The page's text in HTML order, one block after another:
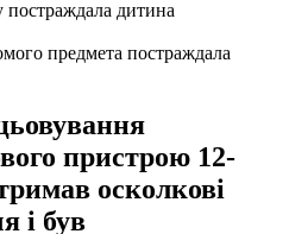
предмета постраждала
пристрою 12-
осколкові
і був